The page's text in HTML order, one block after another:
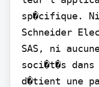
sp�cifique.
Schneider
SAS, ni
soci�t�s
d�tient une